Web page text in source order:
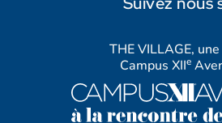
THE VILLAGE,
Campus XIIe